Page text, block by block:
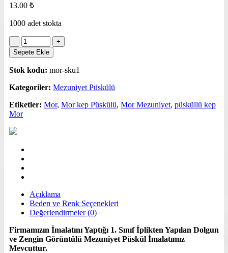
13.00 ₺
1000 adet stokta
Sepete Ekle
Stok kodu: mor-sku1
Kategoriler: Mezuniyet Püskülü
Etiketler: Mor, Mor kep Püskülü, Mor Mezuniyet, püsküllü kep
Mor
Açıklama
Beden ve Renk Seçenekleri
Değerlendirmeler (0)
Firmamızın İmalatını Yaptığı 1. Sınıf İplikten Yapılan Dolgun
ve Zengin Görüntülü Mezuniyet Püskül İmalatımız
Mevcuttur.